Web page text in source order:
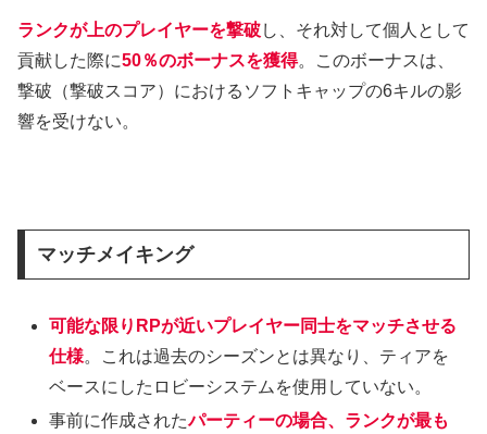
ランクが上のプレイヤーを撃破し、それ対して個人として
貢献した際に50％のボーナスを獲得。このボーナスは、
撃破（撃破スコア）におけるソフトキャップの6キルの影
響を受けない。
マッチメイキング
可能な限りRPが近いプレイヤー同士をマッチさせる
仕様。これは過去のシーズンとは異なり、ティアを
ベースにしたロビーシステムを使用していない。
事前に作成されたパーティーの場合、ランクが最も